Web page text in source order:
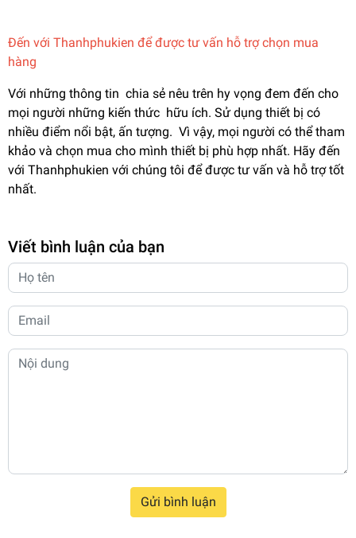
Đến với Thanhphukien để được tư vấn hỗ trợ chọn mua
hàng
Với những thông tin chia sẻ nêu trên hy vọng đem đến cho
mọi người những kiến thức hữu ích. Sử dụng thiết bị có
nhiều điểm nổi bật, ấn tượng. Vì vậy, mọi người có thể tham
khảo và chọn mua cho mình thiết bị phù hợp nhất. Hãy đến
với Thanhphukien với chúng tôi để được tư vấn và hỗ trợ tốt
nhất.
Viết bình luận của bạn
Gửi bình luận